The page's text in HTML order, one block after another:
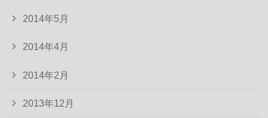
2014年5月
2014年4月
2014年2月
2013年12月